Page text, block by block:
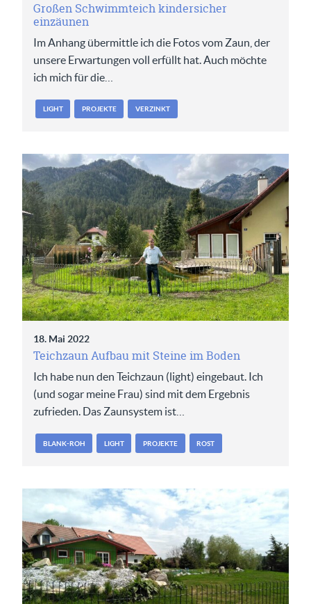
Großen Schwimmteich kindersicher
einzäunen
Im Anhang übermittle ich die Fotos vom Zaun, der
unsere Erwartungen voll erfüllt hat. Auch möchte
ich mich für die…
LIGHT PROJEKTE VERZINKT
18. Mai 2022
Teichzaun Aufbau mit Steine im Boden
Ich habe nun den Teichzaun (light) eingebaut. Ich
(und sogar meine Frau) sind mit dem Ergebnis
zufrieden. Das Zaunsystem ist…
BLANK-ROH LIGHT PROJEKTE ROST